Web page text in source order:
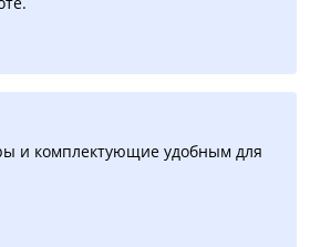
и комплектующие удобным для